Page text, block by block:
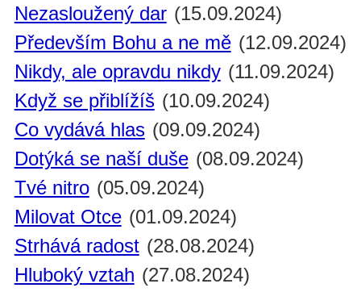
Nezasloužený dar (15.09.2024)
Především Bohu a ne mě (12.09.2024)
Nikdy, ale opravdu nikdy (11.09.2024)
Když se přiblížíš (10.09.2024)
Co vydává hlas (09.09.2024)
Dotýká se naší duše (08.09.2024)
Tvé nitro (05.09.2024)
Milovat Otce (01.09.2024)
Strhává radost (28.08.2024)
Hluboký vztah (27.08.2024)